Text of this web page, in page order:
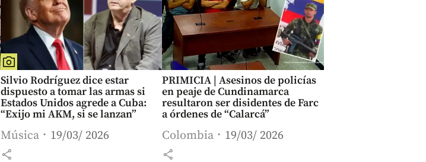
Silvio Rodríguez dice estar
dispuesto a tomar las armas si
Estados Unidos agrede a Cuba:
“Exijo mi AKM, si se lanzan”
Música 19/03/ 2026
share
PRIMICIA | Asesinos de policías
en peaje de Cundinamarca
resultaron ser disidentes de Farc
a órdenes de “Calarcá”
Colombia 19/03/ 2026
share